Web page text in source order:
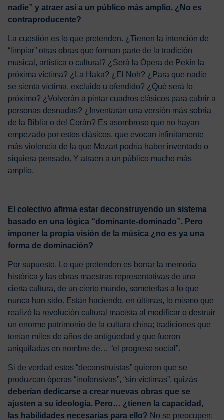
nadie” y atraer así a un público más amplio. ¿No es
contraproducente?
La cuestión es lo que pretenden. ¿Tienen la intención de
“limpiar” otras obras que forman parte de la tradición
musical, artística o cultural? ¿Será la Ópera de Pekín la
próxima víctima? ¿La Haka? ¿El Noh? ¿Para que nadie
se sienta víctima, excluido u ofendido? ¿Qué será lo
próximo? ¿Volverán a pintar cuadros clásicos para cubrir a
personas desnudas? ¿Inventarán una versión más sobria
de la Biblia o del Corán? Es asombroso que no hayan
empezado por estos clásicos, que evocan infinitamente
más violencia de la que Mozart podría haber inventado o
siquiera pensado. Y atraen a un público mucho más
amplio.
El colectivo afirma estar deconstruyendo un sistema
basado en una lógica “dominante-dominado”. Pero
imponer la propia visión de la música ¿no es ya una
forma de dominación?
Por supuesto. Lo que pretenden es borrar la memoria
histórica y las obras maestras representativas de una
cierta cultura, de un cierto mundo, someterlas a lo que
nunca han sido. Están haciendo, en últimas, lo mismo que
realizó la revolución cultural maoísta al modificar o destruir
un enorme patrimonio de la cultura china; tradiciones que
tenían miles de años de antigüedad y que fueron
aniquiladas en nombre de… “el progreso social”.
Si de verdad estos “deconstruistas” quieren que se
produzcan óperas “inofensivas”, “sin víctimas”, quizás
deberían dedicarse a crear nuevas obras que se
ajusten a su ideología. Pero… ¿tienen la capacidad,
las habilidades necesarias para ello? No se preocupen: